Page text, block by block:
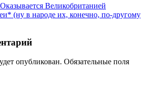
Оказывается Великобританией
(ну в народе их, конечно, по-другому
опубликован. Обязательные поля